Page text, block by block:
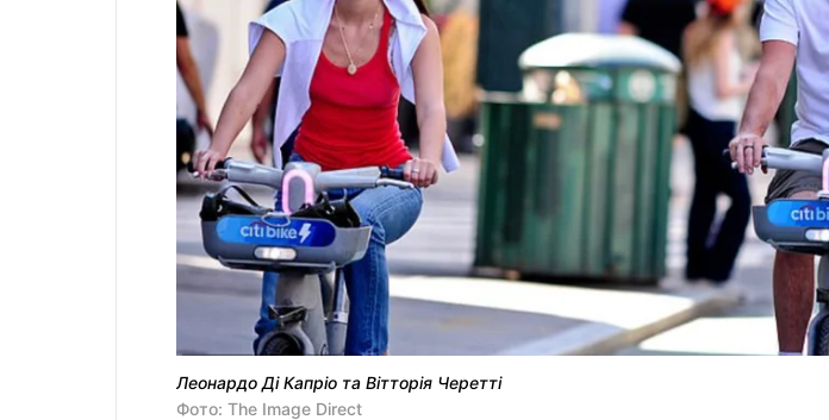
Леонардо Ді Капріо та Вітторія Черетті
Фото: The Image Direct